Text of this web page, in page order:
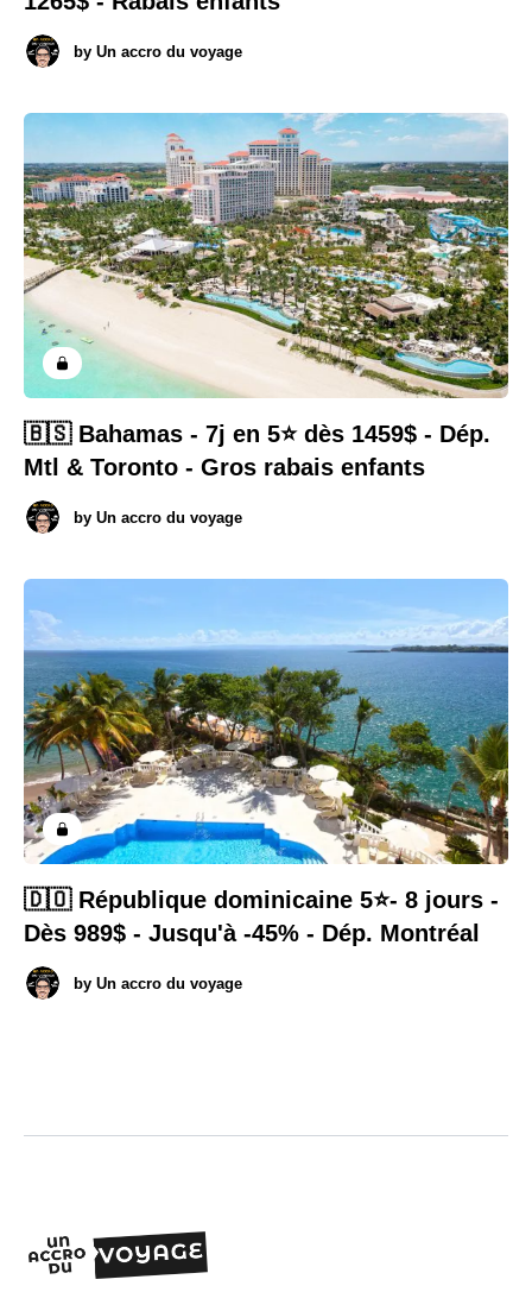
by Un accro du voyage
🇧🇸 Bahamas - 7j en 5⭐️ dès 1459$ - Dép.
Mtl & Toronto - Gros rabais enfants
by Un accro du voyage
🇩🇴 République dominicaine 5⭐️- 8 jours -
Dès 989$ - Jusqu'à -45% - Dép. Montréal
by Un accro du voyage